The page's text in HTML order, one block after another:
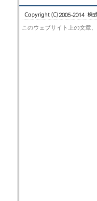
このウェブサイト上の文章